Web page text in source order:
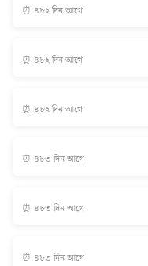
⏰ ৪৮২ দিন আগে
⏰ ৪৮২ দিন আগে
⏰ ৪৮২ দিন আগে
⏰ ৪৮৩ দিন আগে
⏰ ৪৮৩ দিন আগে
⏰ ৪৮৩ দিন আগে